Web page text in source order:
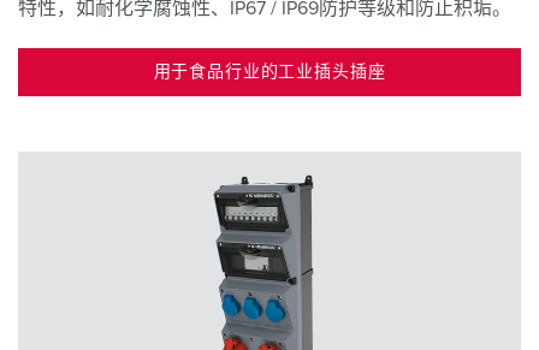
特性，如耐化学腐蚀性、IP67 / IP69防护等级和防止积垢。
用于食品行业的工业插头插座